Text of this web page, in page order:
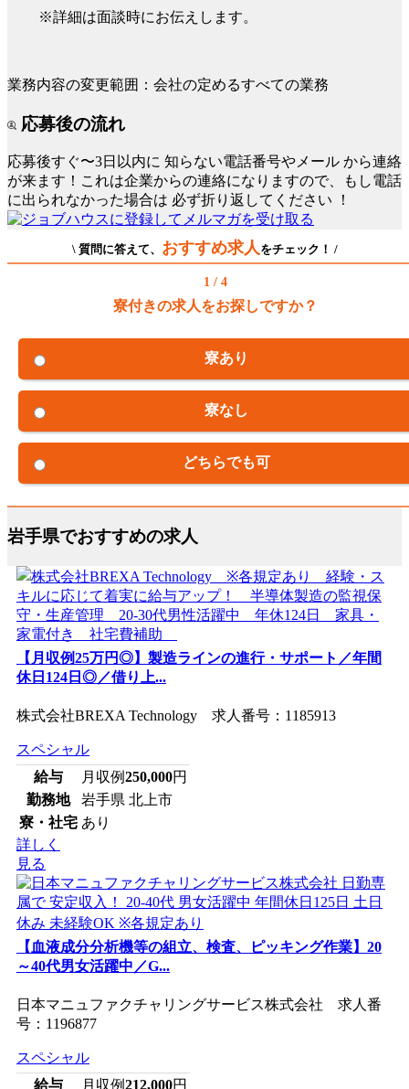
※詳細は面談時にお伝えします。
業務内容の変更範囲：会社の定めるすべての業務
応募後の流れ
応募後すぐ〜3日以内に 知らない電話番号やメール から連絡
が来ます！これは企業からの連絡になりますので、もし電話
に出られなかった場合は 必ず折り返してください ！
\ 質問に答えて、 おすすめ求人をチェック！ /
1 / 4
寮付きの求人をお探しですか？
寮あり
寮なし
どちらでも可
岩手県でおすすめの求人
【月収例25万円◎】製造ラインの進行・サポート／年間
休日124日◎／借り上...
株式会社BREXA Technology 求人番号：1185913
スペシャル
給与
月収例250,000円
勤務地
岩手県 北上市
寮・社宅 あり
詳しく
見る
【血液成分分析機等の組立、検査、ピッキング作業】20
～40代男女活躍中／G...
日本マニュファクチャリングサービス株式会社 求人番
号：1196877
スペシャル
給与
月収例212,000円